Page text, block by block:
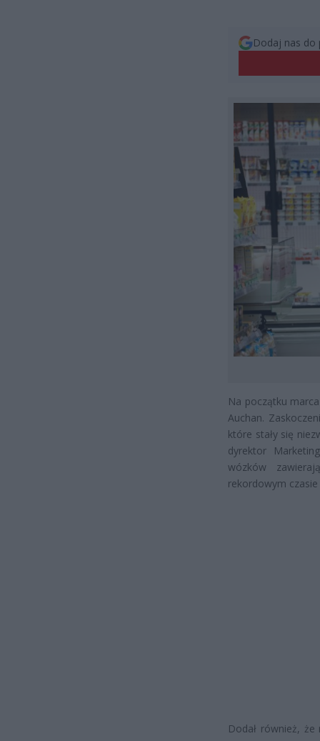
Dodaj nas do
Na początku
Auchan.
które stały się
dyrektor
wózków
rekordowym
Dodał również,